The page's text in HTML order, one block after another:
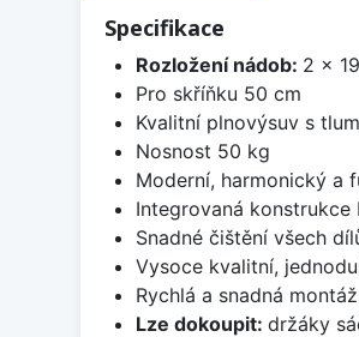
Specifikace
Rozložení nádob: 2 x
Pro skříňku 50 cm
Kvalitní plnovýsuv s
Nosnost 50 kg
Moderní, harmonický a
Integrovaná
Snadné čištění všech
Vysoce kvalitní,
Rychlá a snadná
Lze dokoupit: držáky